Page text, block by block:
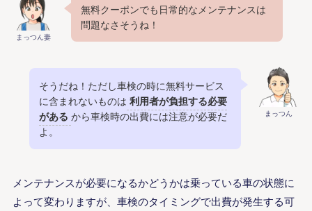
まっつん妻
無料クーポンでも日常的なメンテナンスは
問題なさそうね！
まっつん
そうだね！ただし車検の時に無料サービス
に含まれないものは 利用者が負担する必要
がある から車検時の出費には注意が必要だ
よ。
メンテナンスが必要になるかどうかは乗っている車の状態に
よって変わりますが、車検のタイミングで出費が発生する可